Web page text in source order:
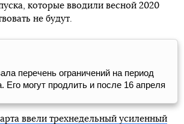
которые вводили весной 2020
не будут.
перечень ограничений на период
Его могут продлить и после 16 апреля
ввели трехнедельный усиленный